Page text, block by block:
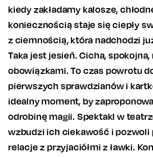
kiedy zakładamy kalosze,
koniecznością staje się ciepły
z ciemnością, która nadchodzi
Taka jest jesień. Cicha,
obowiązkami. To czas powrotu
pierwszych sprawdzianów i
idealny moment, by
odrobinę magii. Spektakl w
wzbudzi ich ciekawość i pozwoli
relacje z przyjaciółmi z ławki.